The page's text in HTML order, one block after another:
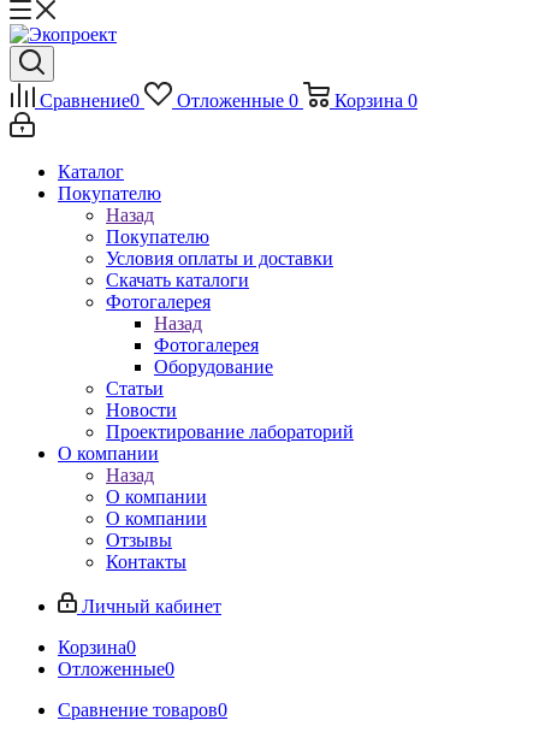
Сравнение0 Отложенные 0 Корзина 0
Каталог
Покупателю
Назад
Покупателю
Условия оплаты и доставки
Скачать каталоги
Фотогалерея
Назад
Фотогалерея
Оборудование
Статьи
Новости
Проектирование лабораторий
О компании
Назад
О компании
О компании
Отзывы
Контакты
Личный кабинет
Корзина0
Отложенные0
Сравнение товаров0